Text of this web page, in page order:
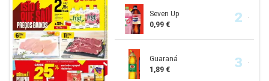
Seven Up
0,99 €
Guaraná
1,89 €